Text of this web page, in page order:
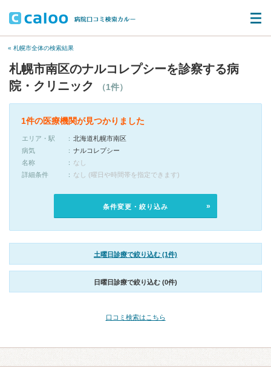
« 札幌市全体の検索結果
札幌市南区のナルコレプシーを診察する病
院・クリニック
（1件）
1件の医療機関が見つかりました
エリア・駅
北海道札幌市南区
病気
ナルコレプシー
名称
なし
詳細条件
なし (曜日や時間帯を指定できます)
条件変更・絞り込み
土曜日診療で絞り込む (1件)
日曜日診療で絞り込む (0件)
口コミ検索はこちら